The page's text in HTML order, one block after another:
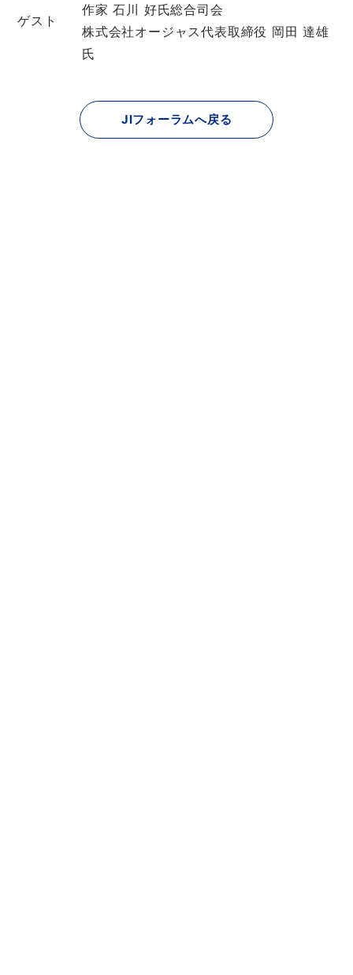
ゲスト
作家 石川 好氏総合司会
株式会社オージャス代表取締役 岡田 達雄
氏
JIフォーラムへ戻る